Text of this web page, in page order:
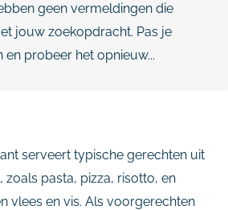
geen vermeldingen die
jouw zoekopdracht. Pas je
probeer het opnieuw...
serveert typische gerechten uit
zoals pasta, pizza, risotto, en
vlees en vis. Als voorgerechten